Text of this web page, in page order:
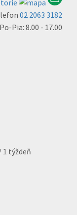
02 2063 3182
Po-Pia: 8.00 - 17.00
1 týždeň